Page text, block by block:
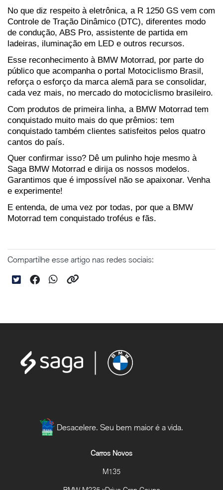
No que diz respeito à eletrônica, a R 1250 GS vem com
Controle de Tração Dinâmico (DTC), diferentes modo
de condução, ABS Pro, assistente de partida em
ladeiras, iluminação em LED e outros recursos.
Esse reconhecimento à BMW Motorrad, por parte do
público que acompanha o portal Motociclismo Brasil,
reforça o esforço da marca alemã para se consolidar,
cada vez mais, no mercado do motociclismo brasileiro.
Com produtos de primeira linha, a BMW Motorrad tem
conquistado muito mais do que prêmios: tem
conquistado também clientes satisfeitos pelos quatro
cantos do país.
Quer confirmar isso? Dê um pulinho hoje mesmo à
Saga BMW Motorrad e dirija os nossos modelos.
Garantimos que é impossível não se apaixonar. Venha
e experimente!
E entenda, de uma vez por todas, por que a BMW
Motorrad tem conquistado troféus e fãs.
Compartilhe esse artigo nas redes sociais:
Desacelere. Seu bem maior é a vida.
Carros Novos
M135